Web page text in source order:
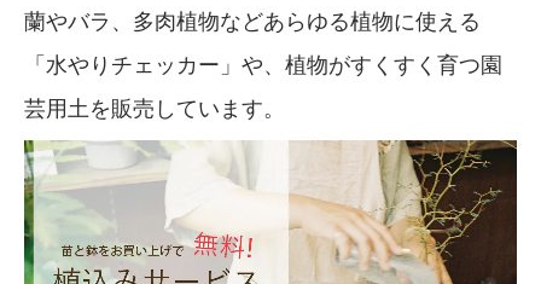
蘭やバラ、多肉植物などあらゆる植物に使える
「水やりチェッカー」や、植物がすくすく育つ園
芸用土を販売しています。